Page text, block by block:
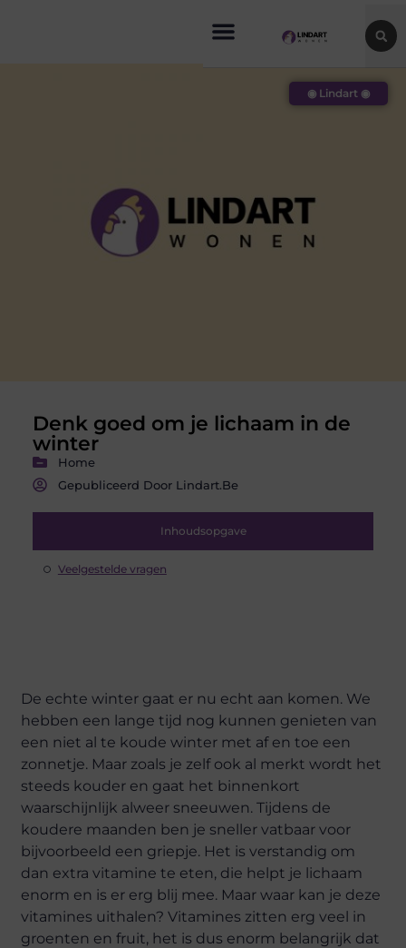
Denk goed om je lichaam in de
winter
Home
Gepubliceerd Door Lindart.be
Inhoudsopgave
Veelgestelde vragen
◉ Lindart ◉
De echte winter gaat er nu echt aan komen. We
hebben een lange tijd nog kunnen genieten van
een niet al te koude winter met af en toe een
zonnetje. Maar zoals je zelf ook al merkt wordt het
steeds kouder en gaat het binnenkort
waarschijnlijk alweer sneeuwen. Tijdens de
koudere maanden ben je sneller vatbaar voor
bijvoorbeeld een griepje. Het is verstandig om
dan extra vitamine te eten, die helpt je lichaam
enorm en is er erg blij mee. Maar waar kan je deze
vitamines uithalen? Vitamines zitten erg veel in
groenten en fruit, het is dus enorm belangrijk dat